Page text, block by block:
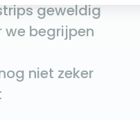
geweldig
begrijpen